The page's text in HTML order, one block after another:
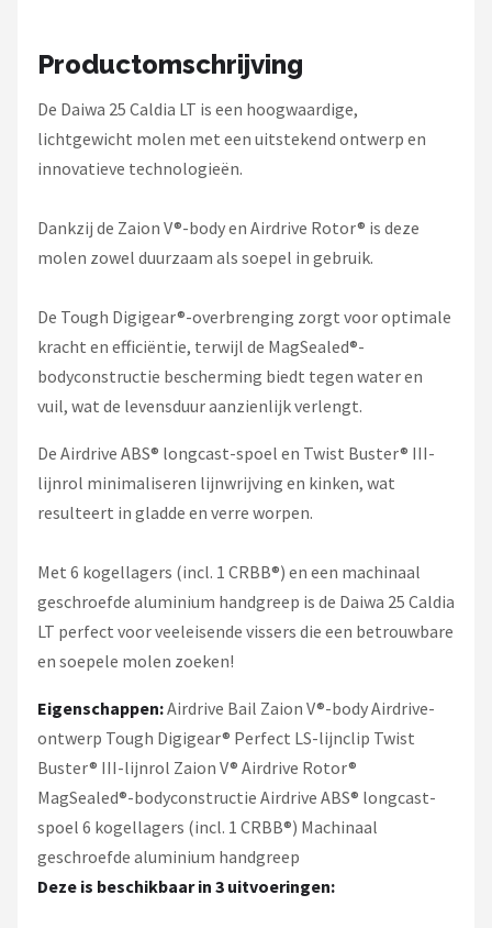
Productomschrijving
De Daiwa 25 Caldia LT is een hoogwaardige,
lichtgewicht molen met een uitstekend ontwerp en
innovatieve technologieën.
Dankzij de Zaion V®-body en Airdrive Rotor® is deze
molen zowel duurzaam als soepel in gebruik.
De Tough Digigear®-overbrenging zorgt voor optimale
kracht en efficiëntie, terwijl de MagSealed®-
bodyconstructie bescherming biedt tegen water en
vuil, wat de levensduur aanzienlijk verlengt.
De Airdrive ABS® longcast-spoel en Twist Buster® III-
lijnrol minimaliseren lijnwrijving en kinken, wat
resulteert in gladde en verre worpen.
Met 6 kogellagers (incl. 1 CRBB®) en een machinaal
geschroefde aluminium handgreep is de Daiwa 25 Caldia
LT perfect voor veeleisende vissers die een betrouwbare
en soepele molen zoeken!
Eigenschappen:Airdrive Bail Zaion V®-body Airdrive-
ontwerp Tough Digigear® Perfect LS-lijnclip Twist
Buster® III-lijnrol Zaion V® Airdrive Rotor®
MagSealed®-bodyconstructie Airdrive ABS® longcast-
spoel 6 kogellagers (incl. 1 CRBB®) Machinaal
geschroefde aluminium handgreep
Deze is beschikbaar in 3 uitvoeringen: